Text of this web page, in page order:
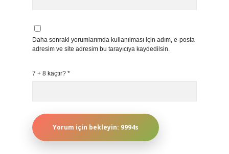
Daha sonraki yorumlarımda kullanılması için adım, e-posta
adresim ve site adresim bu tarayıcıya kaydedilsin.
7 + 8 kaçtır? *